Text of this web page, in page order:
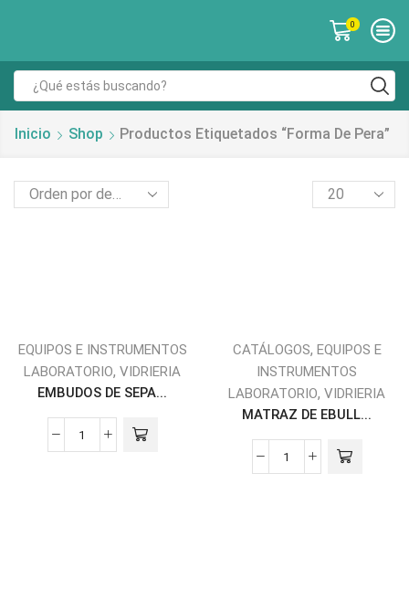
0
Inicio Shop Productos Etiquetados “forma De Pera”
EQUIPOS E INSTRUMENTOS
LABORATORIO, VIDRIERIA
EMBUDOS DE SEPA...
CATÁLOGOS, EQUIPOS E
INSTRUMENTOS
LABORATORIO, VIDRIERIA
MATRAZ DE EBULL...